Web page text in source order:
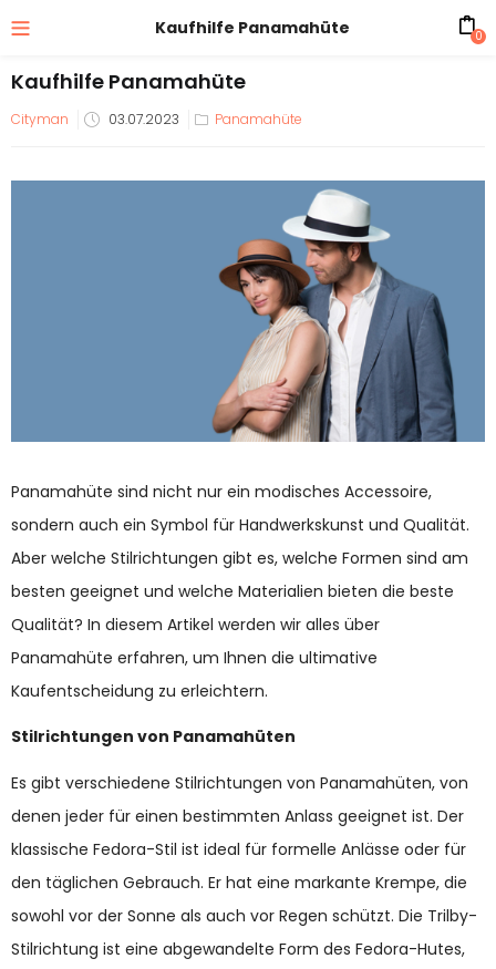
Kaufhilfe Panamahüte 0
Kaufhilfe Panamahüte
Cityman
Veröffentlicht
03.07.2023 Panamahüte
Panamahüte sind nicht nur ein modisches Accessoire,
sondern auch ein Symbol für Handwerkskunst und Qualität.
Aber welche Stilrichtungen gibt es, welche Formen sind am
besten geeignet und welche Materialien bieten die beste
Qualität? In diesem Artikel werden wir alles über
Panamahüte erfahren, um Ihnen die ultimative
Kaufentscheidung zu erleichtern.
Stilrichtungen von Panamahüten
Es gibt verschiedene Stilrichtungen von Panamahüten, von
denen jeder für einen bestimmten Anlass geeignet ist. Der
klassische Fedora-Stil ist ideal für formelle Anlässe oder für
den täglichen Gebrauch. Er hat eine markante Krempe, die
sowohl vor der Sonne als auch vor Regen schützt. Die Trilby-
Stilrichtung ist eine abgewandelte Form des Fedora-Hutes,